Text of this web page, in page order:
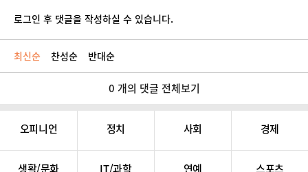
로그인 후 댓글을 작성하실 수 있습니다.
최신순 찬성순 반대순
0 개의 댓글 전체보기
오피니언 정치 사회 경제
생활/문화 IT/과학 연예 스포츠